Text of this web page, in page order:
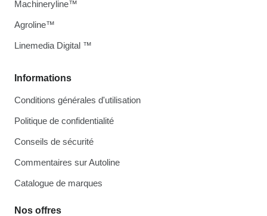
Informations
Conditions générales d'utilisation
Politique de confidentialité
Conseils de sécurité
Commentaires sur Autoline
Catalogue de marques
Nos offres
Machineryline™
Agroline™
Linemedia Digital ™